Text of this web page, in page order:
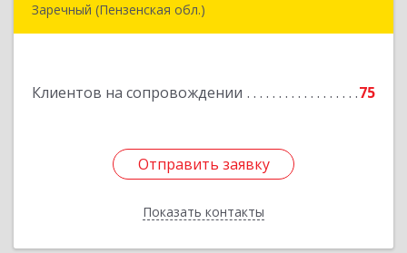
Заречный (Пензенская обл.)
Клиентов на сопровождении 75
Отправить заявку
Показать контакты
Подробнее
Отправить заявку
Назад